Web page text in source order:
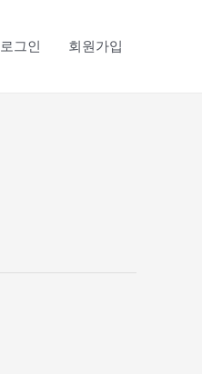
로그인 회원가입